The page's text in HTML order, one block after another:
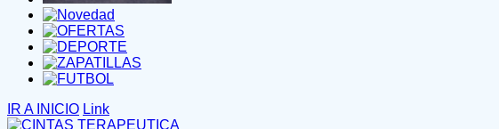
IR A INICIO Link